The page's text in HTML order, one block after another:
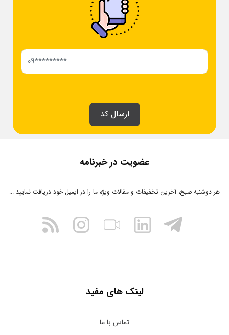
ارسال کد
لینک های مفید
تماس با ما
عضویت در خبرنامه
هر دوشنبه صبح، آخرین تخفیفات و مقالات ویژه ما را در ایمیل خود دریافت نمایید ...